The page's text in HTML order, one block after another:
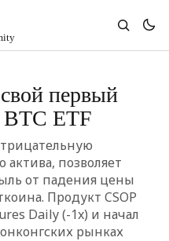
первый
BTC ETF
актива, позволяет
от падения цены
Продукт CSOP
Daily (-1x) и начал
рынках